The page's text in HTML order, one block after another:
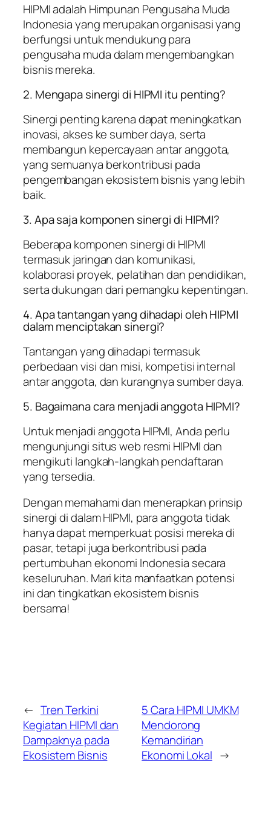
HIPMI adalah Himpunan Pengusaha Muda
Indonesia yang merupakan organisasi yang
berfungsi untuk mendukung para
pengusaha muda dalam mengembangkan
bisnis mereka.
2. Mengapa sinergi di HIPMI itu penting?
Sinergi penting karena dapat meningkatkan
inovasi, akses ke sumber daya, serta
membangun kepercayaan antar anggota,
yang semuanya berkontribusi pada
pengembangan ekosistem bisnis yang lebih
baik.
3. Apa saja komponen sinergi di HIPMI?
Beberapa komponen sinergi di HIPMI
termasuk jaringan dan komunikasi,
kolaborasi proyek, pelatihan dan pendidikan,
serta dukungan dari pemangku kepentingan.
4. Apa tantangan yang dihadapi oleh HIPMI
dalam menciptakan sinergi?
Tantangan yang dihadapi termasuk
perbedaan visi dan misi, kompetisi internal
antar anggota, dan kurangnya sumber daya.
5. Bagaimana cara menjadi anggota HIPMI?
Untuk menjadi anggota HIPMI, Anda perlu
mengunjungi situs web resmi HIPMI dan
mengikuti langkah-langkah pendaftaran
yang tersedia.
Dengan memahami dan menerapkan prinsip
sinergi di dalam HIPMI, para anggota tidak
hanya dapat memperkuat posisi mereka di
pasar, tetapi juga berkontribusi pada
pertumbuhan ekonomi Indonesia secara
keseluruhan. Mari kita manfaatkan potensi
ini dan tingkatkan ekosistem bisnis
bersama!
← Tren Terkini
Kegiatan HIPMI dan
Dampaknya pada
Ekosistem Bisnis
5 Cara HIPMI UMKM
Mendorong
Kemandirian
Ekonomi Lokal →